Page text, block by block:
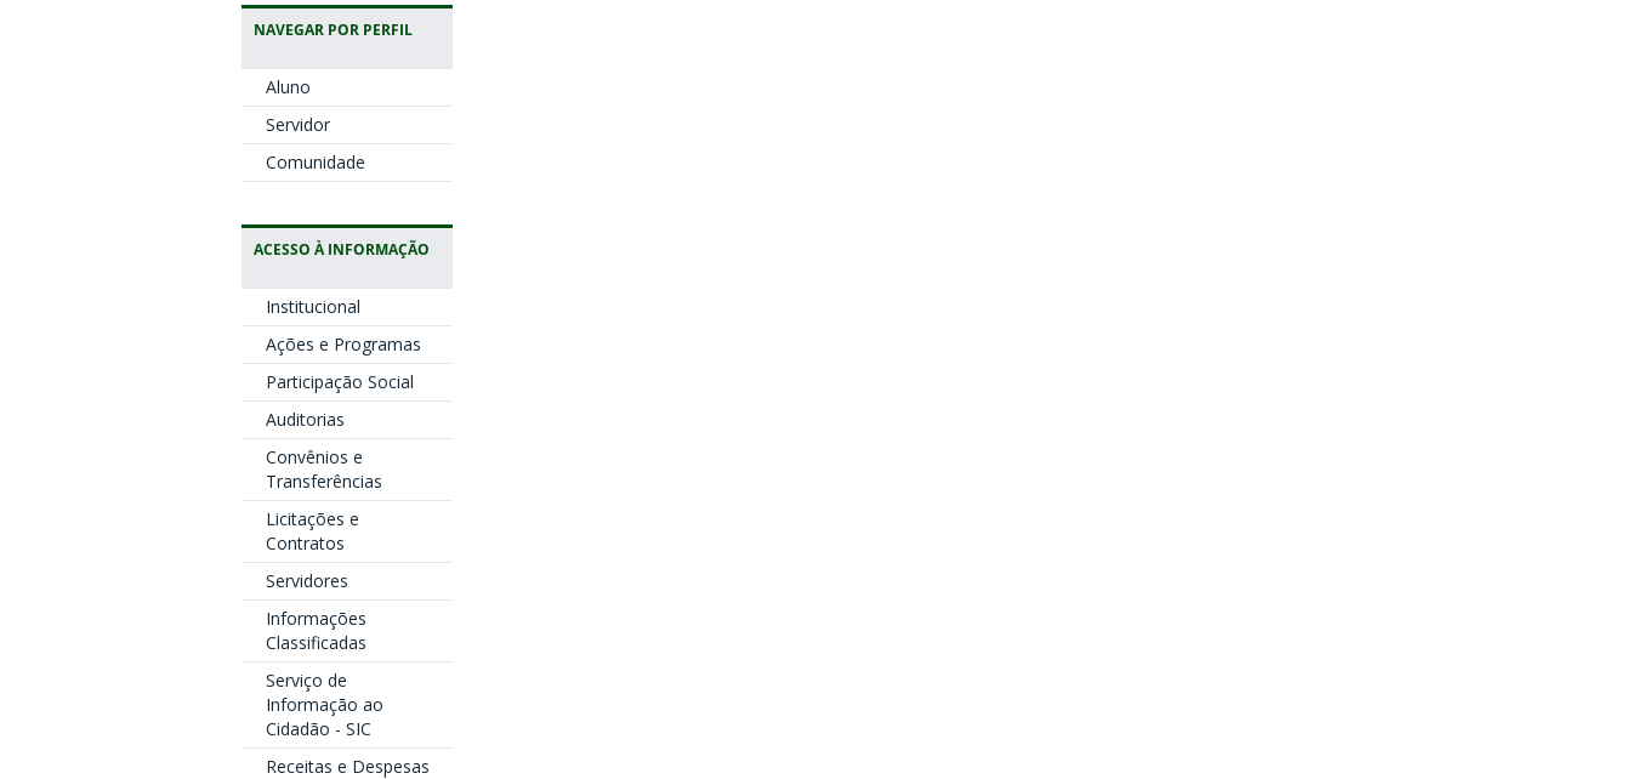
NAVEGAR POR PERFIL
Aluno
Servidor
Comunidade
ACESSO À INFORMAÇÃO
Institucional
Ações e Programas
Participação Social
Auditorias
Convênios e
Transferências
Licitações e
Contratos
Servidores
Informações
Classificadas
Serviço de
Informação ao
Cidadão - SIC
Receitas e Despesas